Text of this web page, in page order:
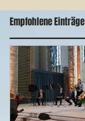
Empfohlene Einträge